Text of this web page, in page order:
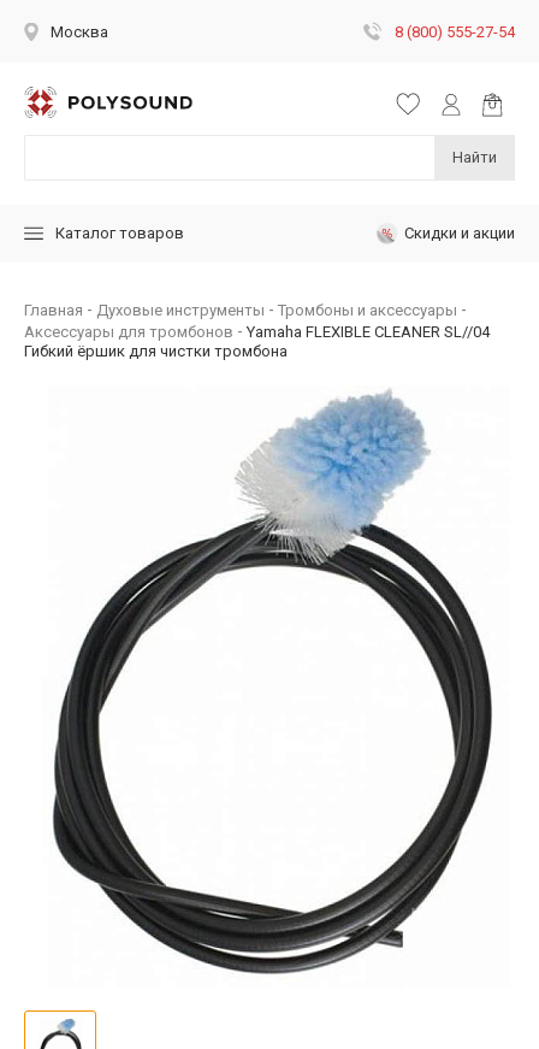
Москва 8 (800) 555-27-54
Найти
Каталог товаров Скидки и акции
Главная Духовые инструменты
Тромбоны и аксессуары
Аксессуары для тромбонов
Yamaha FLEXIBLE CLEANER SL//04
Гибкий ёршик для чистки тромбона